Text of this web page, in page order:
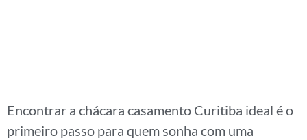
Encontrar a chácara casamento Curitiba ideal é o
primeiro passo para quem sonha com uma